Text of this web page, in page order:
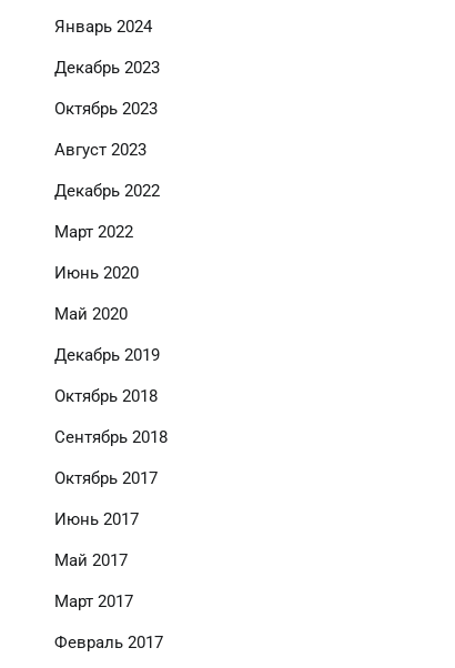
Январь 2024
Декабрь 2023
Октябрь 2023
Август 2023
Декабрь 2022
Март 2022
Июнь 2020
Май 2020
Декабрь 2019
Октябрь 2018
Сентябрь 2018
Октябрь 2017
Июнь 2017
Май 2017
Март 2017
Февраль 2017